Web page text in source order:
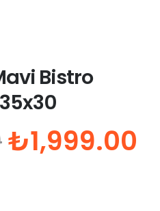
Bistro
Orijinal
fiyat:
₺1,999.00